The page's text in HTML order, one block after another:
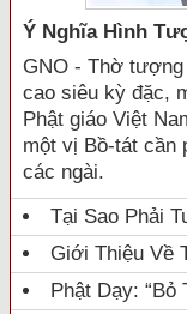
Ý Nghĩa Hình
GNO - Thờ
cao siêu kỳ đặc,
Phật giáo Việt
một vị Bồ-tát cần
các ngài.
Tại Sao Phải
Giới Thiệu Về
Phật Dạy: